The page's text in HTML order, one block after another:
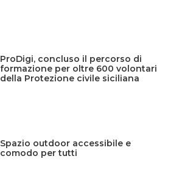
ProDigi, concluso il percorso di
formazione per oltre 600 volontari
della Protezione civile siciliana
Spazio outdoor accessibile e
comodo per tutti